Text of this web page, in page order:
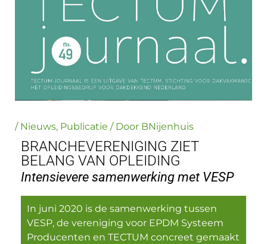
/ Nieuws, Publicatie / Door BNijenhuis
BRANCHEVERENIGING ZIET
BELANG VAN OPLEIDING
Intensievere samenwerking met VESP
In juni 2020 is de samenwerking tussen
VESP, de vereniging voor EPDM Systeem
Producenten en TECTUM concreet gemaakt